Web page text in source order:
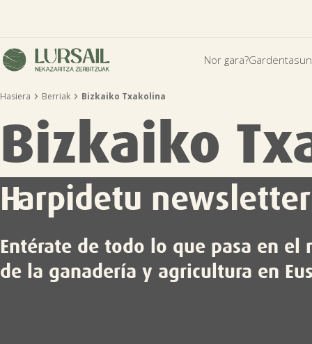
Nor gara?
Hasiera  Berriak  Bizkaiko Txakolina
Bizkaiko
Harpidetu
Entérate de todo lo que pasa en el
de la ganadería y agricultura en